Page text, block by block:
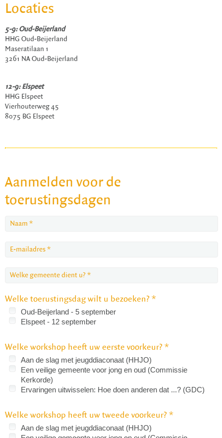
Locaties
5-9: Oud-Beijerland
HHG Oud-Beijerland
Maseratilaan 1
3261 NA Oud-Beijerland
12-9: Elspeet
HHG Elspeet
Vierhouterweg 45
8075 BG Elspeet
Aanmelden voor de
toerustingsdagen
Welke toerustingsdag wilt u bezoeken? *
Oud-Beijerland - 5 september
Elspeet - 12 september
Welke workshop heeft uw eerste voorkeur? *
Aan de slag met jeugddiaconaat (HHJO)
Een veilige gemeente voor jong en oud (Commissie
Kerkorde)
Ervaringen uitwisselen: Hoe doen anderen dat ...? (GDC)
Welke workshop heeft uw tweede voorkeur? *
Aan de slag met jeugddiaconaat (HHJO)